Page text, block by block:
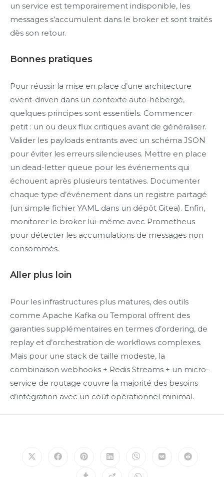
un service est temporairement indisponible, les
messages s’accumulent dans le broker et sont traités
dès son retour.
Bonnes pratiques
Pour réussir la mise en place d’une architecture
event-driven dans un contexte auto-hébergé,
quelques principes sont essentiels. Commencer
petit : un ou deux flux critiques avant de généraliser.
Valider les payloads entrants avec un schéma JSON
pour éviter les erreurs silencieuses. Mettre en place
un dead-letter queue pour les événements qui
échouent après plusieurs tentatives. Documenter
chaque type d’événement dans un registre partagé
(un simple fichier YAML dans un dépôt Gitea). Enfin,
monitorer le broker lui-même avec Prometheus
pour détecter les accumulations de messages non
consommés.
Aller plus loin
Pour les infrastructures plus matures, des outils
comme Apache Kafka ou Temporal offrent des
garanties supplémentaires en termes d’ordering, de
replay et d’orchestration de workflows complexes.
Mais pour une stack de taille modeste, la
combinaison webhooks + Redis Streams + un micro-
service de routage couvre la majorité des besoins
d’intégration avec un coût opérationnel minimal.
Opens Opens Opens
a
Opens
a
Opens
a
Opens Opens